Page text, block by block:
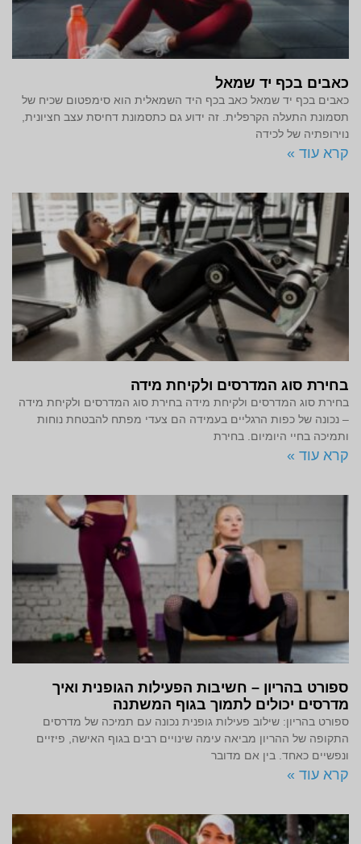
כאבים בכף יד שמאל
כאבים בכף יד שמאל כאב בכף היד השמאלית הוא סימפטום שכיח של
תסמונת התעלה הקרפלית. זה ידוע גם כתסמונת דחיסת עצב חציונית,
נוירופתיה של לכידה
קרא עוד »
בחירת סוג המדרסים ולקיחת מידה
בחירת סוג המדרסים ולקיחת מידה בחירת סוג המדרסים ולקיחת מידה
– נכונה של כפות הרגליים בעמידה הם צעדי מפתח להבטחת נוחות
ותמיכה בחיי היומיום. בחירת
קרא עוד »
ספורט בהריון – חשיבות הפעילות הגופנית ואיך
מדרסים יכולים לתמוך בגוף המשתנה
ספורט בהריון: שילוב פעילות גופנית נכונה עם תמיכה של מדרסים
התקופה של ההריון מביאה עימה שינויים רבים בגוף האישה, פיזיים
ונפשיים כאחד. בין אם מדובר
קרא עוד »